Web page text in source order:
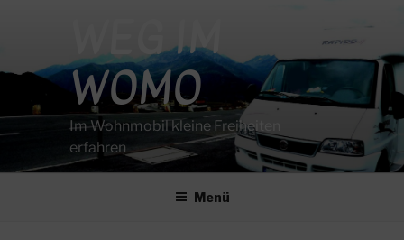
WEG IM
WOMO
Im Wohnmobil kleine Freiheiten
erfahren
Menü